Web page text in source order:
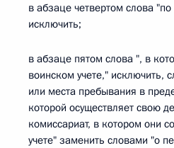
в абзаце четвертом слова
исключить;
в абзаце пятом слова ", в
воинском учете," исключить,
или места пребывания в
которой осуществляет свою
комиссариат, в котором они
учете" заменить словами "о